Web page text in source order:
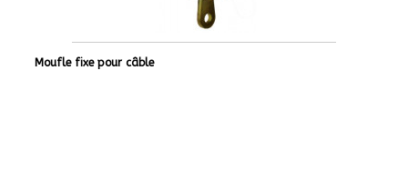
Moufle fixe pour câble